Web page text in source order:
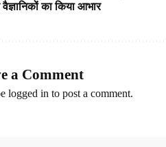
का किया आभार
a Comment
logged in to post a comment.